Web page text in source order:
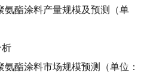
氨酯涂料产量规模及预测（单
析
氨酯涂料市场规模预测（单位：